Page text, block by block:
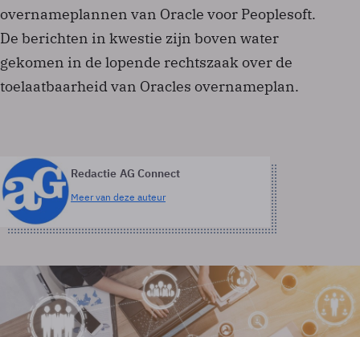
overnameplannen van Oracle voor Peoplesoft.
De berichten in kwestie zijn boven water
gekomen in de lopende rechtszaak over de
toelaatbaarheid van Oracles overnameplan.
Redactie AG Connect
Meer van deze auteur